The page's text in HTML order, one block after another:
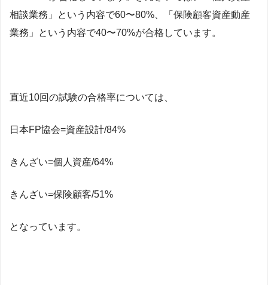
相談業務」という内容で60〜80%、「保険顧客資産動産
業務」という内容で40〜70%が合格しています。
直近10回の試験の合格率については、
日本FP協会=資産設計/84%
きんざい=個人資産/64%
きんざい=保険顧客/51%
となっています。